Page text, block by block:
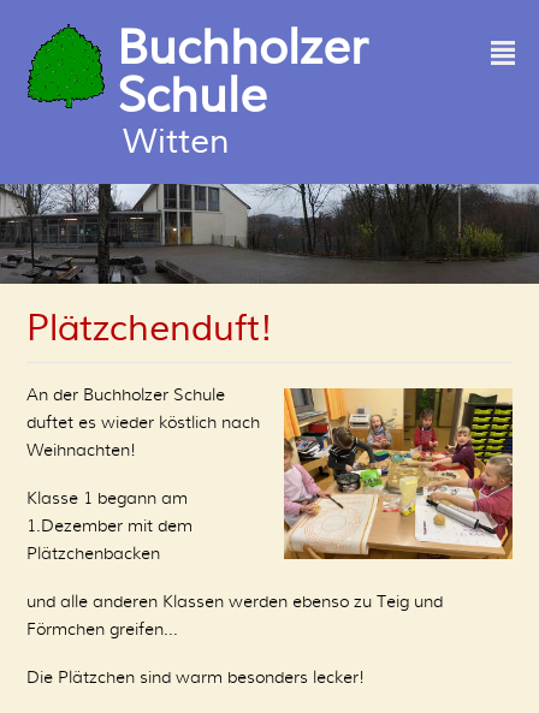
Buchholzer
Schule
Witten
²
Plätzchenduft!
An der Buchholzer Schule
duftet es wieder köstlich nach
Weihnachten!
Klasse 1 begann am
1.Dezember mit dem
Plätzchenbacken
und alle anderen Klassen werden ebenso zu Teig und
Förmchen greifen...
Die Plätzchen sind warm besonders lecker!